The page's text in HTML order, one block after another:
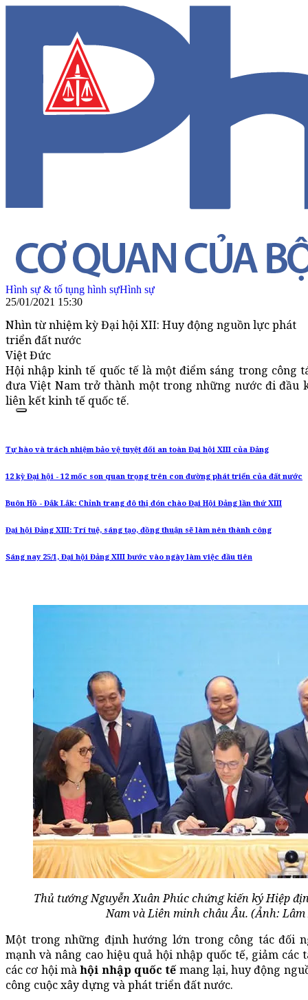
Hình sự & tố tụng hình sựHình sự
25/01/2021 15:30
Nhìn từ nhiệm kỳ Đại hội XII: Huy động nguồn lực phát
triển đất nước
Việt Đức
Hội nhập kinh tế quốc tế là một điểm sáng trong công
đưa Việt Nam trở thành một trong những nước đi đầu
liên kết kinh tế quốc tế.
Tự hào và trách nhiệm bảo vệ tuyệt đối an toàn Đại hội XIII của Đảng
12 kỳ Đại hội - 12 mốc son quan trọng trên con đường phát triển của đất nước
Buôn Hồ - Đắk Lắk: Chỉnh trang đô thị đón chào Đại Hội Đảng lần thứ XIII
Đại hội Đảng XIII: Trí tuệ, sáng tạo, đồng thuận sẽ làm nên thành công
Sáng nay 25/1, Đại hội Đảng XIII bước vào ngày làm việc đầu tiên
Thủ tướng Nguyễn Xuân Phúc chứng kiến ký Hiệp
Nam và Liên minh châu Âu. (Ảnh:
Một trong những định hướng lớn trong công tác đối
mạnh và nâng cao hiệu quả hội nhập quốc tế, giảm các
các cơ hội màhội nhập quốc tế mang lại, huy động
công cuộc xây dựng và phát triển đất nước.